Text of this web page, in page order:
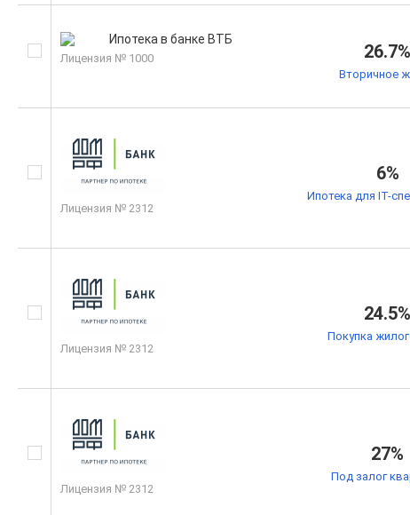
Лицензия № 1000 26.7%
Вторичное
Лицензия № 2312
6%
Ипотека для IT-
Лицензия № 2312
24.5%
Покупка
Лицензия № 2312
27%
Под залог